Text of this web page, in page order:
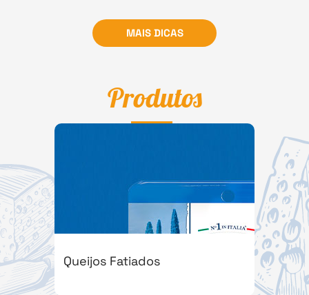
MAIS DICAS
Produtos
Queijos Fatiados